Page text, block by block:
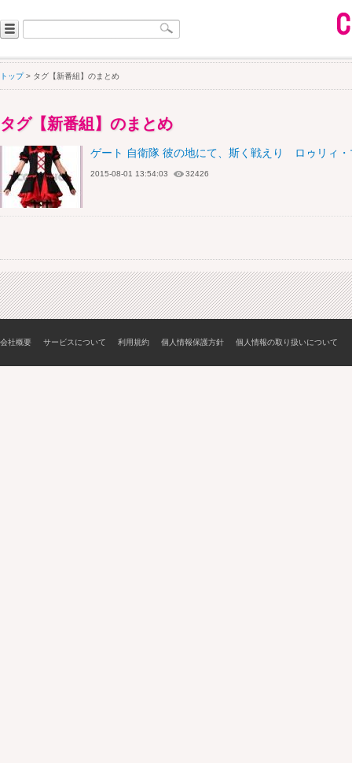
トップ> タグ【新番組】のまとめ
タグ【新番組】のまとめ
ゲート 自衛隊 彼の地にて、斯く戦えり ロゥリィ
2015-08-01 13:54:03 32426
会社概要 サービスについて 利用規約 個人情報保護方針 個人情報の取り扱いについて